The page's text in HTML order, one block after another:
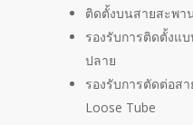
ติดตั้งบนสายสะพา
รองรับการติดตั้งแ
ปลาย
รองรับการตัดต่อส
Loose Tube